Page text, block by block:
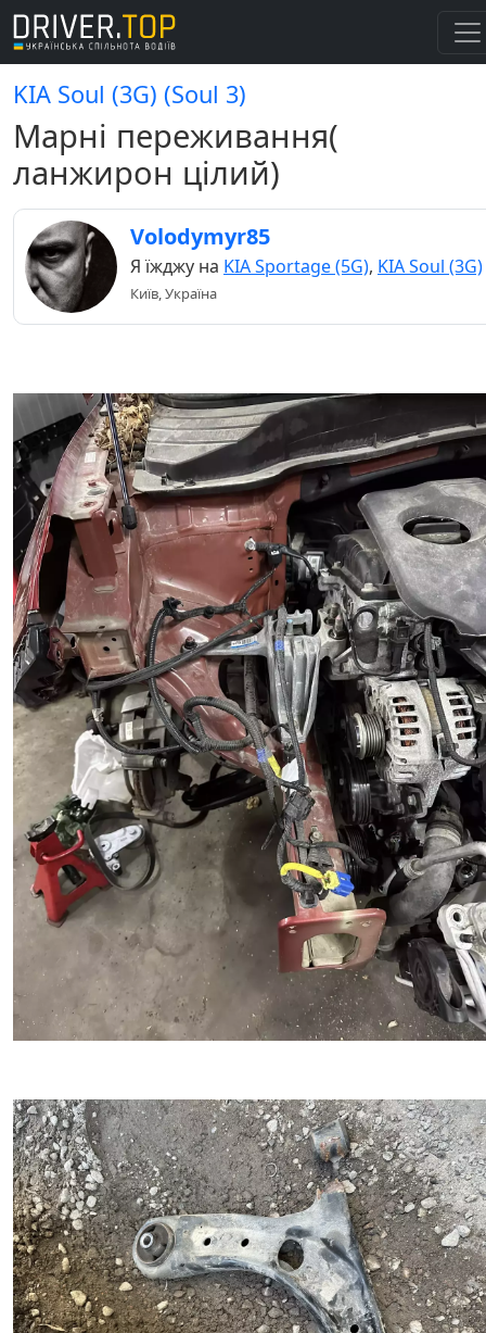
KIA Soul (3G) (Soul 3)
Марні переживання(
ланжирон цілий)
Volodymyr85
Я їжджу на KIA Sportage (5G), KIA Soul (3G)
Київ, Україна